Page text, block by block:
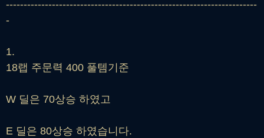
-----------------------------------------------------------------------
-
1.
18랩 주문력 400 풀템기준
W 딜은 70상승 하였고
E 딜은 80상승 하였습니다.